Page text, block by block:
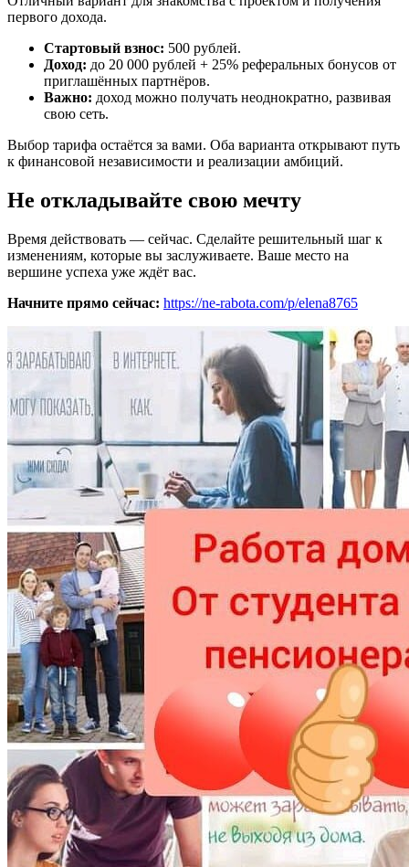
первого дохода.
Стартовый взнос: 500 рублей.
Доход: до 20 000 рублей + 25% реферальных бонусов от
приглашённых партнёров.
Важно: доход можно получать неоднократно, развивая
свою сеть.
Выбор тарифа остаётся за вами. Оба варианта открывают путь
к финансовой независимости и реализации амбиций.
Не откладывайте свою мечту
Время действовать — сейчас. Сделайте решительный шаг к
изменениям, которые вы заслуживаете. Ваше место на
вершине успеха уже ждёт вас.
Начните прямо сейчас: https://ne-rabota.com/p/elena8765